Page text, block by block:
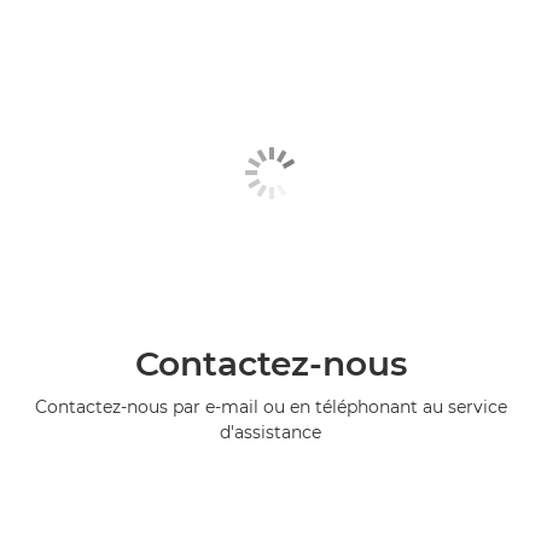
Contactez-nous
Contactez-nous par e-mail ou en téléphonant au service
d'assistance